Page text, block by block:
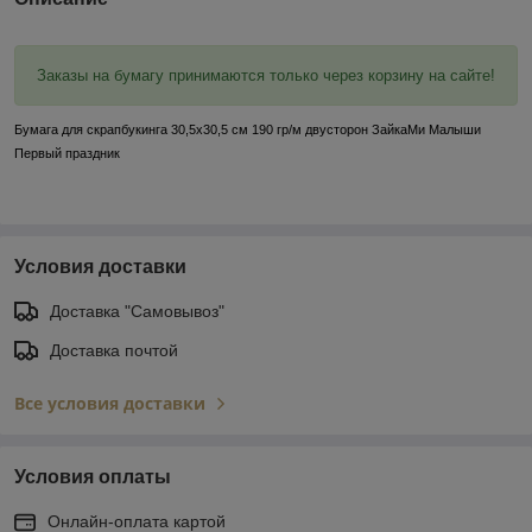
Заказы на бумагу принимаются только через корзину на сайте!
Бумага для скрапбукинга 30,5х30,5 см 190 гр/м двусторон ЗайкаМи Малыши
Первый праздник
Условия доставки
Доставка "Самовывоз"
Доставка почтой
Все условия доставки
Условия оплаты
Онлайн-оплата картой